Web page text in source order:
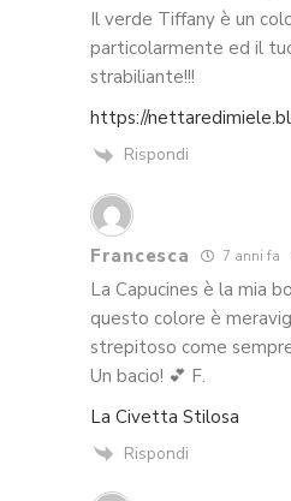
Il verde Tiffany è un
particolarmente ed il
strabiliante!!!
https://
Rispondi
Francesca 7 anni fa
La Capucines è la mia
questo colore è
strepitoso come
Un bacio! 💕 F.
La Civetta Stilosa
Rispondi